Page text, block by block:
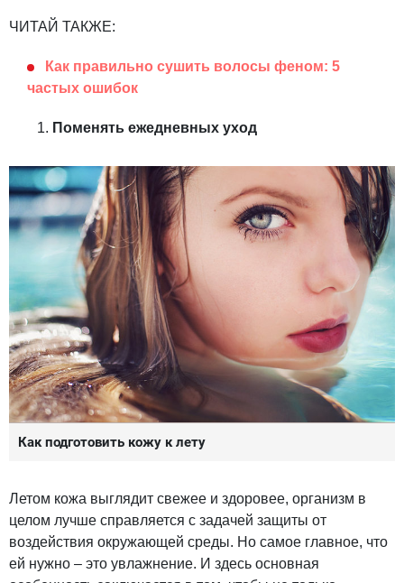
ЧИТАЙ ТАКЖЕ:
Как правильно сушить волосы феном: 5
частых ошибок
Поменять ежедневных уход
Как подготовить кожу к лету
Летом кожа выглядит свежее и здоровее, организм в
целом лучше справляется с задачей защиты от
воздействия окружающей среды. Но самое главное, что
ей нужно – это увлажнение. И здесь основная